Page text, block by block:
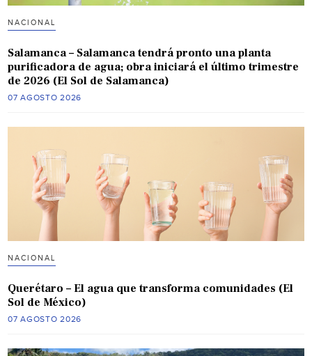
NACIONAL
Salamanca – Salamanca tendrá pronto una planta
purificadora de agua; obra iniciará el último trimestre
de 2026 (El Sol de Salamanca)
07 AGOSTO 2026
NACIONAL
Querétaro – El agua que transforma comunidades (El
Sol de México)
07 AGOSTO 2026